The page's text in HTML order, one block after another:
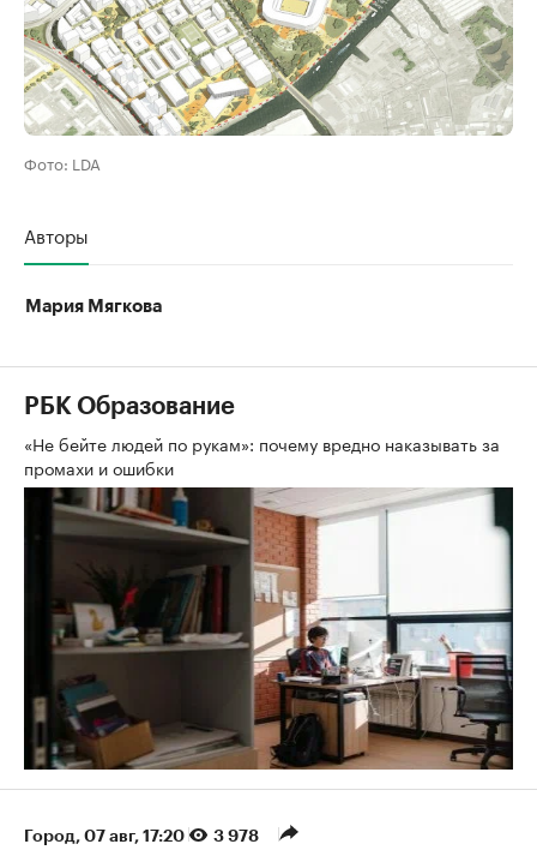
Фото: LDA
Авторы
Мария Мягкова
РБК Образование
«Не бейте людей по рукам»: почему вредно наказывать за
промахи и ошибки
Город 07 авг, 17:20 3 978